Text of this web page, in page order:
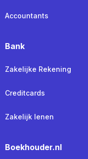
Accountants
Bank
Zakelijke Rekening
Creditcards
Zakelijk lenen
Boekhouder.nl